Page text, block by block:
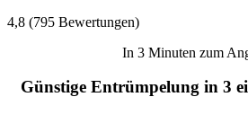
4,8 (795 Bewertungen)
In 3 Minuten zum
Günstige Entrümpelung in 3